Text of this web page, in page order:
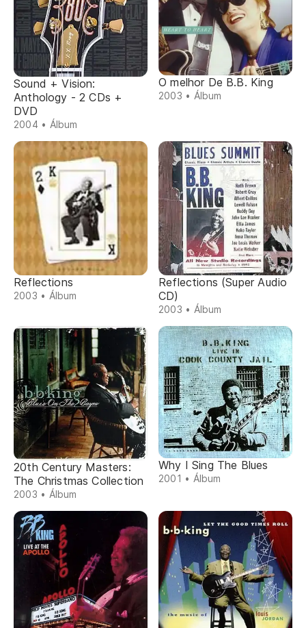
Sound + Vision:
Anthology - 2 CDs +
DVD
2004 • Álbum
O melhor De B.B. King
2003 • Álbum
Reflections
2003 • Álbum
Reflections (Super Audio
CD)
2003 • Álbum
20th Century Masters:
The Christmas Collection
2003 • Álbum
Why I Sing The Blues
2001 • Álbum